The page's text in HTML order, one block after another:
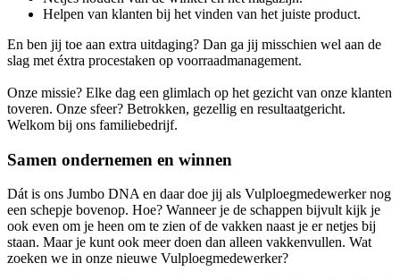
Helpen van klanten bij het vinden van het juiste product.
En ben jij toe aan extra uitdaging? Dan ga jij misschien wel aan de
slag met éxtra procestaken op voorraadmanagement.
Onze missie? Elke dag een glimlach op het gezicht van onze klanten
toveren. Onze sfeer? Betrokken, gezellig en resultaatgericht.
Welkom bij ons familiebedrijf.
Samen ondernemen en winnen
Dát is ons Jumbo DNA en daar doe jij als Vulploegmedewerker nog
een schepje bovenop. Hoe? Wanneer je de schappen bijvult kijk je
ook even om je heen om te zien of de vakken naast je er netjes bij
staan. Maar je kunt ook meer doen dan alleen vakkenvullen. Wat
zoeken we in onze nieuwe Vulploegmedewerker?